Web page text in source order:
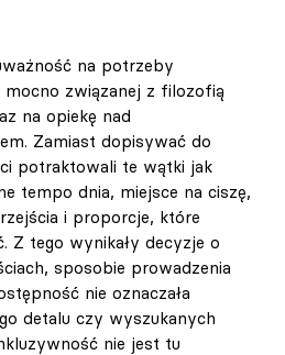
na potrzeby
mocno związanej z filozofią
na opiekę nad
Zamiast dopisywać do
potraktowali te wątki jak
tempo dnia, miejsce na ciszę,
i proporcje, które
Z tego wynikały decyzje o
sposobie prowadzenia
nie oznaczała
detalu czy wyszukanych
nie jest tu